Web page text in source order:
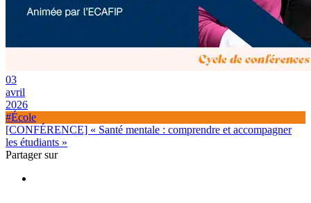
03
avril
2026
#École
[CONFÉRENCE] « Santé mentale : comprendre et accompagner
les étudiants »
Partager sur